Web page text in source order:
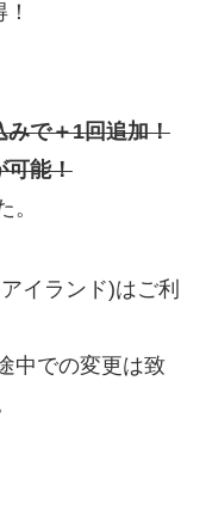
みで＋1回追加！
可能！
イランド)はご利
中での変更は致